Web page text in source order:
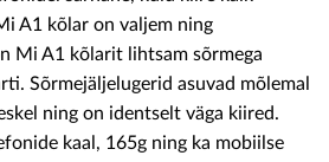
A1 kõlar on valjem ning
Mi A1 kõlarit lihtsam sõrmega
Sõrmejäljelugerid asuvad mõlemal
ning on identselt väga kiired.
kaal, 165g ning ka mobiilse